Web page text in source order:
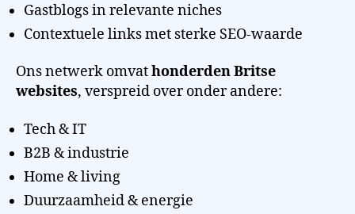
Gastblogs in relevante niches
Contextuele links met sterke SEO-waarde
Ons netwerk omvathonderden Britse
websites, verspreid over onder andere:
Tech & IT
B2B & industrie
Home & living
Duurzaamheid & energie